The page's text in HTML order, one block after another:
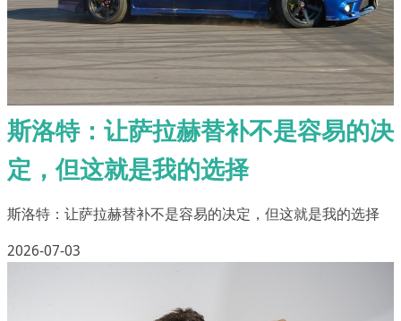
斯洛特：让萨拉赫替补不是容易的决
定，但这就是我的选择
斯洛特：让萨拉赫替补不是容易的决定，但这就是我的选择
2026-07-03